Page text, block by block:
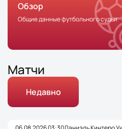
Обзор
Общие данные футбольного судьи
Матчи
Недавно